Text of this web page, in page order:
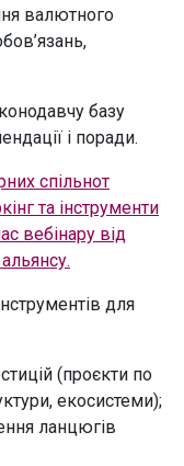
валютного
базу
і поради.
спільнот
та інструменти
вебінару від
для
(проєкти по
екосистеми);
ланцюгів